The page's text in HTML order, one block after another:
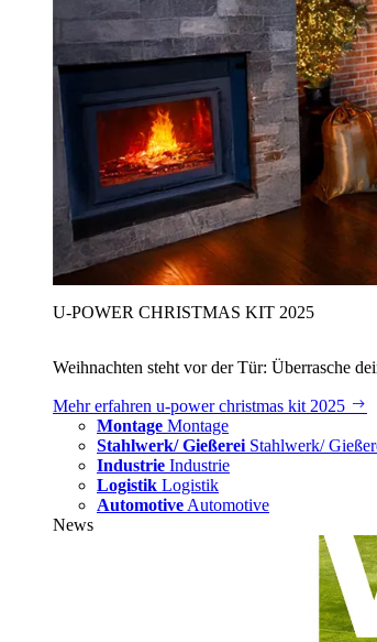
U‑POWER CHRISTMAS KIT 2025
Weihnachten steht vor der Tür: Überrasche
Mehr erfahren u‑power christmas kit 2025
Montage Montage
Stahlwerk/ Gießerei Stahlwerk/
Industrie Industrie
Logistik Logistik
Automotive Automotive
News